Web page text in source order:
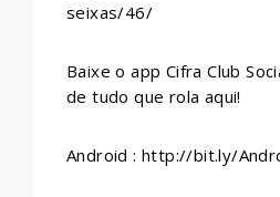
seixas/46/
Baixe o app Cifra Club
de tudo que rola aqui!
Android : http://bit.ly/